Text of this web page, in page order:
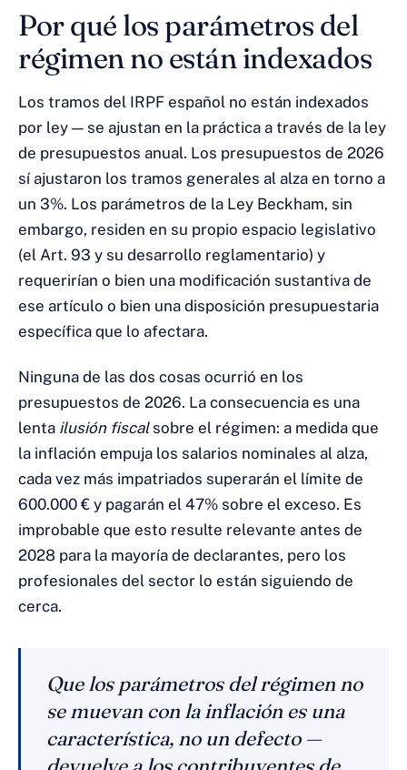
Por qué los parámetros del
régimen no están indexados
Los tramos del IRPF español no están indexados
por ley — se ajustan en la práctica a través de la ley
de presupuestos anual. Los presupuestos de 2026
sí ajustaron los tramos generales al alza en torno a
un 3%. Los parámetros de la Ley Beckham, sin
embargo, residen en su propio espacio legislativo
(el Art. 93 y su desarrollo reglamentario) y
requerirían o bien una modificación sustantiva de
ese artículo o bien una disposición presupuestaria
específica que lo afectara.
Ninguna de las dos cosas ocurrió en los
presupuestos de 2026. La consecuencia es una
lenta ilusión fiscalsobre el régimen: a medida que
la inflación empuja los salarios nominales al alza,
cada vez más impatriados superarán el límite de
600.000 € y pagarán el 47% sobre el exceso. Es
improbable que esto resulte relevante antes de
2028 para la mayoría de declarantes, pero los
profesionales del sector lo están siguiendo de
cerca.
Que los parámetros del régimen no
se muevan con la inflación es una
característica, no un defecto —